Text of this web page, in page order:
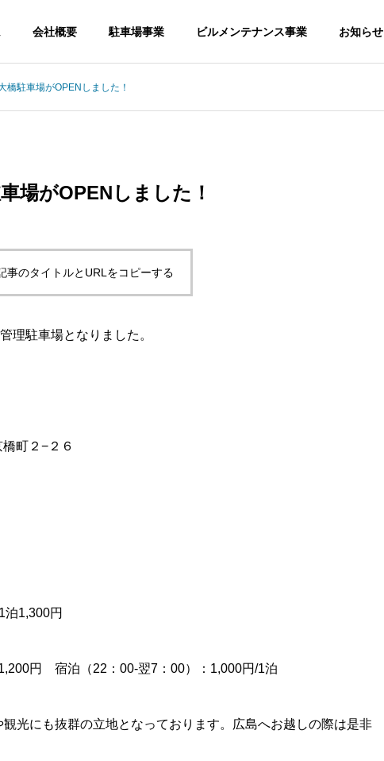
会社概要 駐車場事業 ビルメンテナンス事業 お知らせ
橋駐車場がOPENしました！
場がOPENしました！
事のタイトルとURLをコピーする
理駐車場となりました。
町２−２６
泊1,300円
円 宿泊（22：00-翌7：00）：1,000円/1泊
光にも抜群の立地となっております。広島へお越しの際は是非